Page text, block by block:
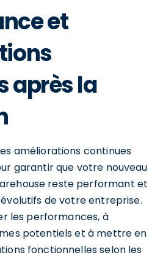
et
après la
améliorations continues
garantir que votre nouveau
reste performant et
de votre entreprise.
les performances, à
potentiels et à mettre en
fonctionnelles selon les